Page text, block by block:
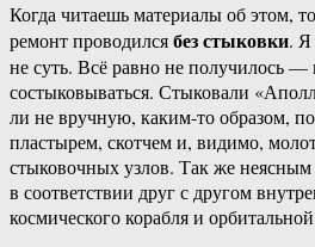
Когда читаешь материалы об этом,
ремонт проводилсябез стыковки. Я
не суть. Всё равно не получилось
состыковываться. Стыковали
ли не вручную, каким-то образом,
пластырем, скотчем и, видимо,
стыковочных узлов. Так же
в соответствии друг с другом
космического корабля и